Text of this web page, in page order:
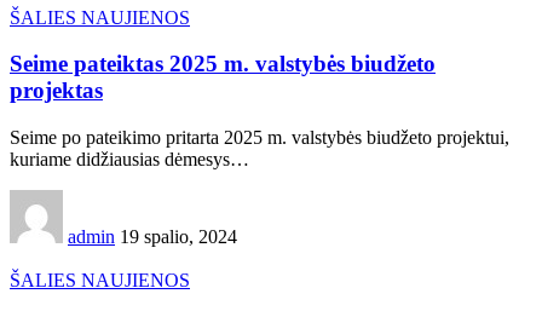
ŠALIES NAUJIENOS
Seime pateiktas 2025 m. valstybės biudžeto
projektas
Seime po pateikimo pritarta 2025 m. valstybės biudžeto projektui,
kuriame didžiausias dėmesys…
admin 19 spalio, 2024
ŠALIES NAUJIENOS